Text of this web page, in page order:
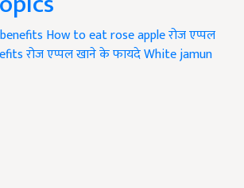
How to eat rose appleरोज एप्पल
रोज एप्पल खाने के फायदेWhite jamun